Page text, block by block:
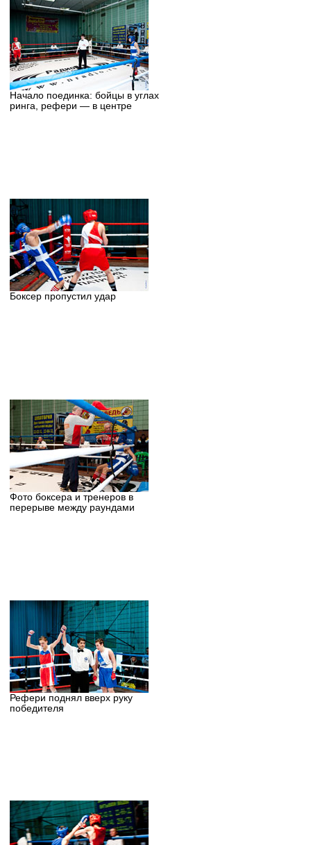
Начало поединка: бойцы в углах
ринга, рефери — в центре
Боксер пропустил удар
Фото боксера и тренеров в
перерыве между раундами
Рефери поднял вверх руку
победителя